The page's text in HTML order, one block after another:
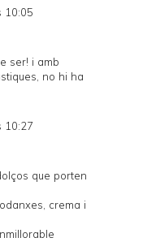
10:05
ser! i amb
no hi ha
10:27
que porten
crema i